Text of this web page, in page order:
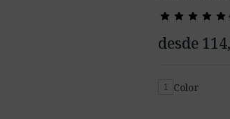
star star star star star
star star star star star
desde
1 Color